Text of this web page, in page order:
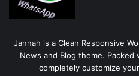
Jannah is a Clean Responsive
News and Blog theme.
completely customize